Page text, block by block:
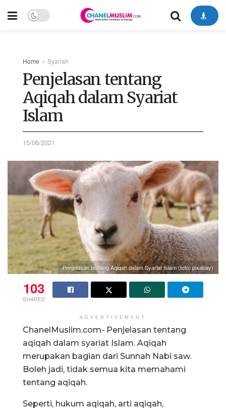
Home Syariah
Penjelasan tentang
Aqiqah dalam Syariat
Islam
15/06/2021
Penjelasan tentang Aqiqah dalam Syariat Islam (foto: pixabay)
103
SHARES
ADVERTISEMENT
ChanelMuslim.com- Penjelasan tentang
aqiqah dalam syariat Islam. Aqiqah
merupakan bagian dari Sunnah Nabi saw.
Boleh jadi, tidak semua kita memahami
tentang aqiqah.
Seperti, hukum aqiqah, arti aqiqah,